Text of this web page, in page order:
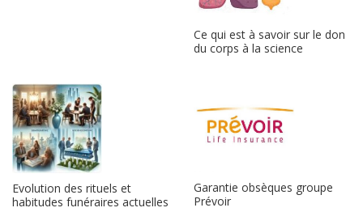
Ce qui est à savoir sur le don
du corps à la science
Evolution des rituels et
habitudes funéraires actuelles
Garantie obsèques groupe
Prévoir